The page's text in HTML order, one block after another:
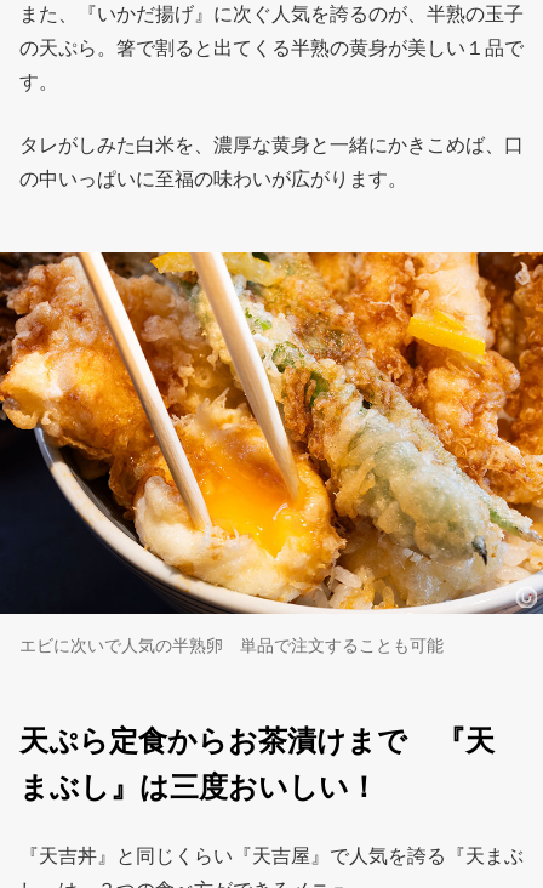
また、『いかだ揚げ』に次ぐ人気を誇るのが、半熟の玉子
の天ぷら。箸で割ると出てくる半熟の黄身が美しい１品で
す。
タレがしみた白米を、濃厚な黄身と一緒にかきこめば、口
の中いっぱいに至福の味わいが広がります。
エビに次いで人気の半熟卵 単品で注文することも可能
天ぷら定食からお茶漬けまで 『天
まぶし』は三度おいしい！
『天吉丼』と同じくらい『天吉屋』で人気を誇る『天まぶ